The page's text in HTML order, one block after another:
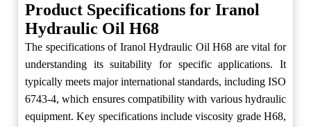
Product Specifications for Iranol
Hydraulic Oil H68
The specifications of Iranol Hydraulic Oil H68 are vital for
understanding its suitability for specific applications. It
typically meets major international standards, including ISO
6743-4, which ensures compatibility with various hydraulic
equipment. Key specifications include viscosity grade H68,